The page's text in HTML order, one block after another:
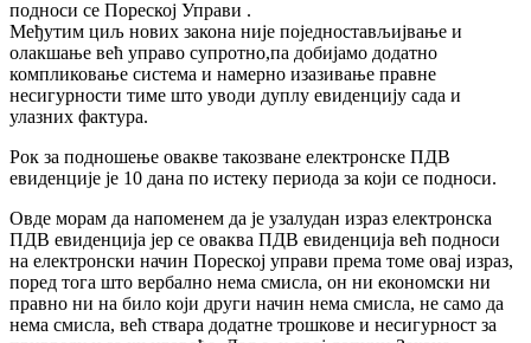
подноси се Пореској Управи .
Међутим циљ нових закона није поједностављијвање и
олакшање већ управо супротно,па добијамо додатно
компликовање система и намерно изазивање правне
несигурности тиме што уводи дуплу евиденцију сада и
улазних фактура.
Рок за подношење овакве такозване електронске ПДВ
евиденције је 10 дана по истеку периода за који се подноси.
Овде морам да напоменем да је узалудан израз електронска
ПДВ евиденција јер се оваква ПДВ евиденција већ подноси
на електронски начин Пореској управи према томе овај израз,
поред тога што вербално нема смисла, он ни економски ни
правно ни на било који други начин нема смисла, не само да
нема смисла, већ ствара додатне трошкове и несигурност за